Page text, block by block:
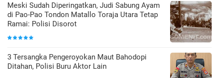
Meski Sudah Diperingatkan, Judi Sabung Ayam
di Pao-Pao Tondon Matallo Toraja Utara Tetap
Ramai: Polisi Disorot
3 Tersangka Pengeroyokan Maut Bahodopi
Ditahan, Polisi Buru Aktor Lain